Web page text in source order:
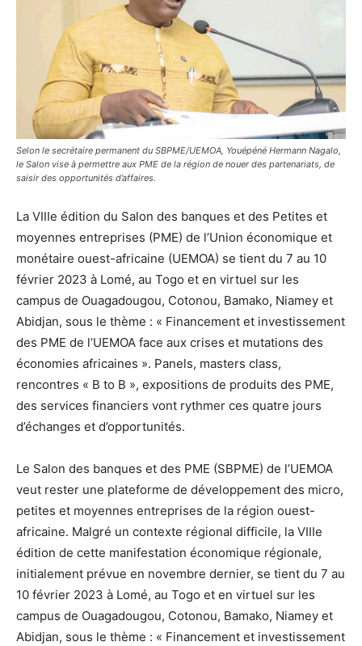
Selon le secrétaire permanent du SBPME/UEMOA, Youépéné Hermann Nagalo,
le Salon vise à permettre aux PME de la région de nouer des partenariats, de
saisir des opportunités d’affaires.
La VIIIe édition du Salon des banques et des Petites et
moyennes entreprises (PME) de l’Union économique et
monétaire ouest-africaine (UEMOA) se tient du 7 au 10
février 2023 à Lomé, au Togo et en virtuel sur les
campus de Ouagadougou, Cotonou, Bamako, Niamey et
Abidjan, sous le thème : « Financement et investissement
des PME de l’UEMOA face aux crises et mutations des
économies africaines ». Panels, masters class,
rencontres « B to B », expositions de produits des PME,
des services financiers vont rythmer ces quatre jours
d’échanges et d’opportunités.
Le Salon des banques et des PME (SBPME) de l’UEMOA
veut rester une plateforme de développement des micro,
petites et moyennes entreprises de la région ouest-
africaine. Malgré un contexte régional difficile, la VIIIe
édition de cette manifestation économique régionale,
initialement prévue en novembre dernier, se tient du 7 au
10 février 2023 à Lomé, au Togo et en virtuel sur les
campus de Ouagadougou, Cotonou, Bamako, Niamey et
Abidjan, sous le thème : « Financement et investissement